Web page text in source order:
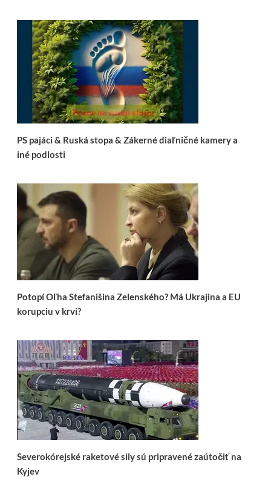
PS pajáci & Ruská stopa & Zákerné diaľničné kamery a
iné podlosti
Potopí Oľha Stefanišina Zelenského? Má Ukrajina a EU
korupciu v krvi?
Severokórejské raketové sily sú pripravené zaútočiť na
Kyjev